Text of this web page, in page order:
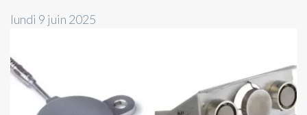
lundi 9 juin 2025